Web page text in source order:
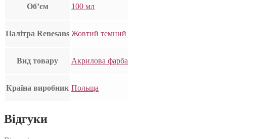
Об’єм 100 мл
Палітра Renesans Жовтий темний
Вид товару Акрилова фарба
Країна виробник Польща
Відгуки